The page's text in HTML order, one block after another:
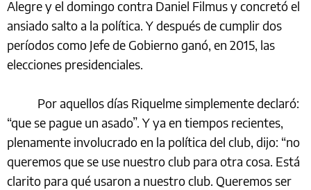
Alegre y el domingo contra Daniel Filmus y concretó el
ansiado salto a la política. Y después de cumplir dos
períodos como Jefe de Gobierno ganó, en 2015, las
elecciones presidenciales.
Por aquellos días Riquelme simplemente declaró:
“que se pague un asado”. Y ya en tiempos recientes,
plenamente involucrado en la política del club, dijo: “no
queremos que se use nuestro club para otra cosa. Está
clarito para qué usaron a nuestro club. Queremos ser